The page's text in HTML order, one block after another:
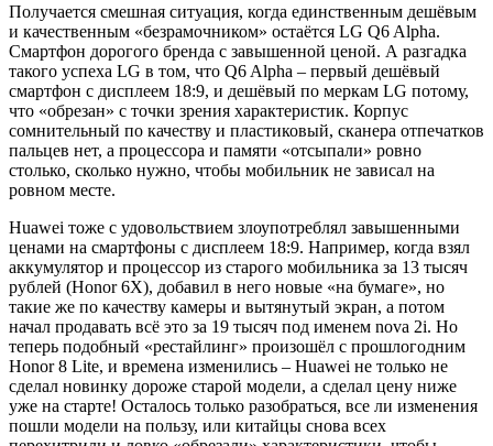
Получается смешная ситуация, когда единственным дешёвым
и качественным «безрамочником» остаётся LG Q6 Alpha.
Смартфон дорогого бренда с завышенной ценой. А разгадка
такого успеха LG в том, что Q6 Alpha – первый дешёвый
смартфон с дисплеем 18:9, и дешёвый по меркам LG потому,
что «обрезан» с точки зрения характеристик. Корпус
сомнительный по качеству и пластиковый, сканера отпечатков
пальцев нет, а процессора и памяти «отсыпали» ровно
столько, сколько нужно, чтобы мобильник не зависал на
ровном месте.
Huawei тоже с удовольствием злоупотреблял завышенными
ценами на смартфоны с дисплеем 18:9. Например, когда взял
аккумулятор и процессор из старого мобильника за 13 тысяч
рублей (Honor 6X), добавил в него новые «на бумаге», но
такие же по качеству камеры и вытянутый экран, а потом
начал продавать всё это за 19 тысяч под именем nova 2i. Но
теперь подобный «рестайлинг» произошёл с прошлогодним
Honor 8 Lite, и времена изменились – Huawei не только не
сделал новинку дороже старой модели, а сделал цену ниже
уже на старте! Осталось только разобраться, все ли изменения
пошли модели на пользу, или китайцы снова всех